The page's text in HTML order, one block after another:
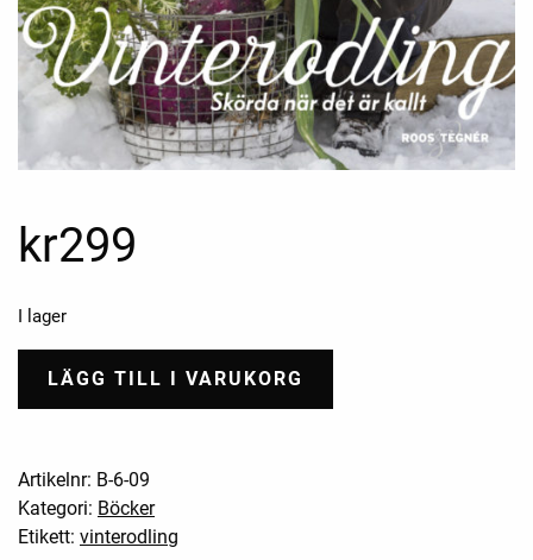
kr299
I lager
LÄGG TILL I VARUKORG
Artikelnr: B-6-09
Kategori: Böcker
Etikett: vinterodling